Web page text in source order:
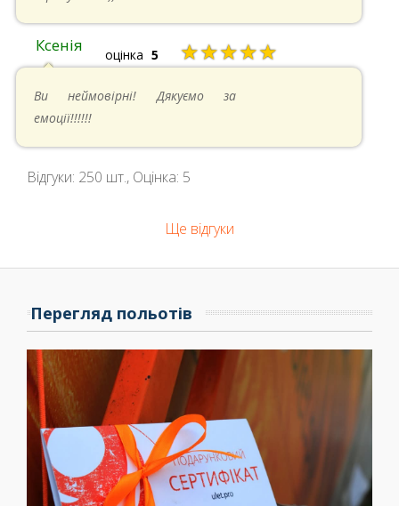
Ксенія оцінка 5 ★★★★★
Ви неймовірні! Дякуємо за
емоції!!!!!!
Відгуки: 250 шт., Оцінка: 5
Ще відгуки
Перегляд польотів